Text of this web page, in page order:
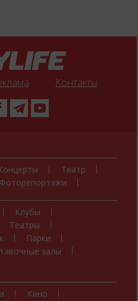
Контакты
Театр
Фоторепортажи
Клубы
Театры
Парки
залы
Кино